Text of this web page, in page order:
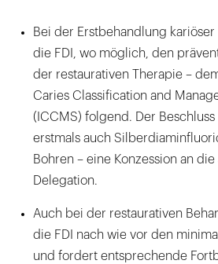
Bei der Erstbehandlung
die FDI, wo möglich, den
der restaurativen Therapie –
Caries Classification and
(ICCMS) folgend. Der
erstmals auch
Bohren – eine Konzession an
Delegation.
Auch bei der restaurativen
die FDI nach wie vor den
und fordert entsprechende